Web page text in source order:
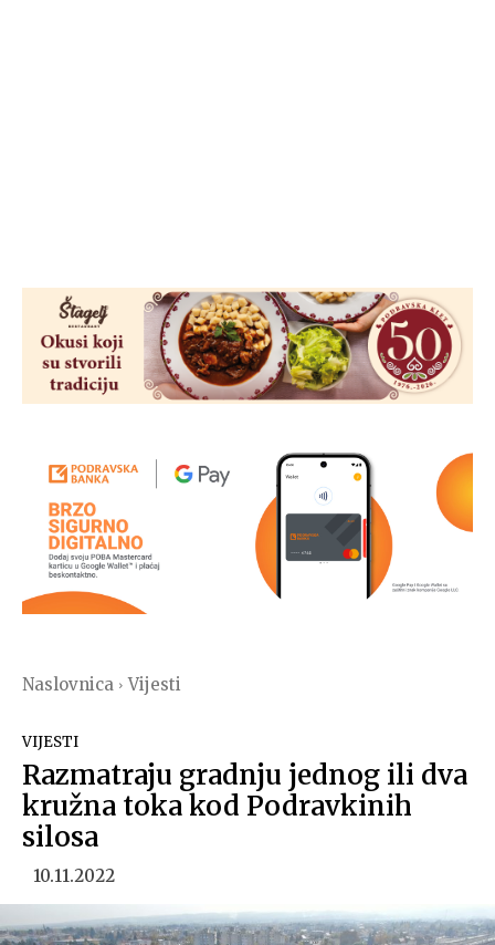
Naslovnica Vijesti
VIJESTI
Razmatraju gradnju jednog ili dva
kružna toka kod Podravkinih
silosa
10.11.2022